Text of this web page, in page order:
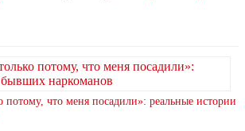
потому, что меня посадили»: реальные истории